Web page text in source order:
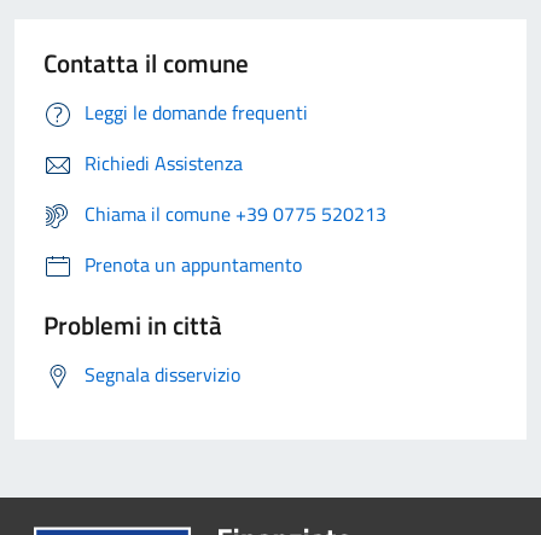
Contatta il comune
Leggi le domande frequenti
Richiedi Assistenza
Chiama il comune +39 0775 520213
Prenota un appuntamento
Problemi in città
Segnala disservizio